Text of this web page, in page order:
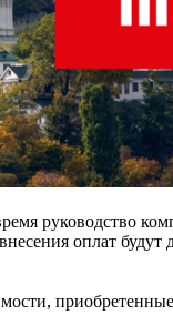
руководство
оплат